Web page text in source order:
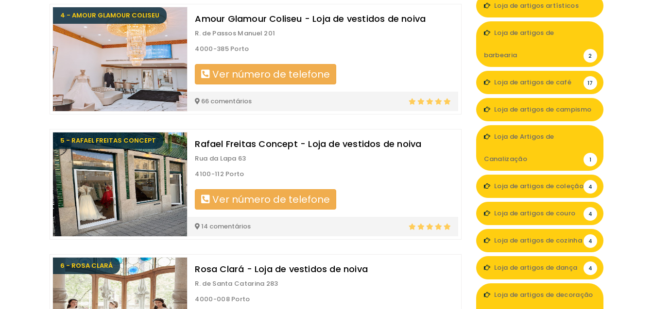
4 - AMOUR GLAMOUR COLISEU Amour Glamour Coliseu - Loja de vestidos de noiva
R. de Passos Manuel 201
4000-385 Porto
Ver número de telefone
66 comentários
5 - RAFAEL FREITAS CONCEPT Rafael Freitas Concept - Loja de vestidos de noiva
Rua da Lapa 63
4100-112 Porto
Ver número de telefone
14 comentários
6 - ROSA CLARÁ Rosa Clará - Loja de vestidos de noiva
R. de Santa Catarina 283
4000-008 Porto
Loja de artigos artísticos
Loja de artigos de
barbearia 2
Loja de artigos de café 17
Loja de artigos de campismo
Loja de Artigos de
Canalização 1
Loja de artigos de coleção 4
Loja de artigos de couro 4
Loja de artigos de cozinha 4
Loja de artigos de dança 4
Loja de artigos de decoração